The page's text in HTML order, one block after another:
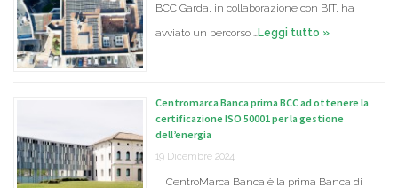
BCC Garda, in collaborazione con BIT, ha
avviato un percorso …Leggi tutto »
Centromarca Banca prima BCC ad ottenere la
certificazione ISO 50001 per la gestione
dell’energia
19 Dicembre 2024
CentroMarca Banca è la prima Banca di